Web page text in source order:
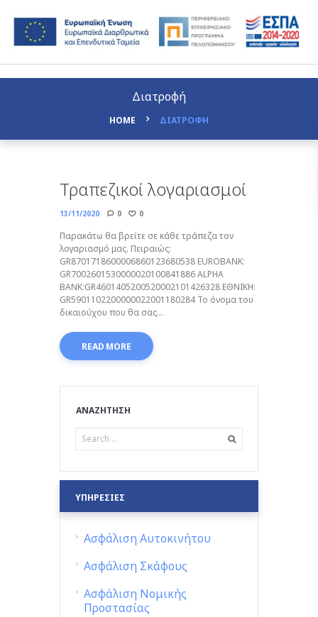
Διατροφή
HOME ΔΙΑΤΡΟΦΗ
Τραπεζικοί λογαριασμοί
13/11/2020 0 0
Παρακάτω θα βρείτε σε κάθε τράπεζα τον
λογαριασμό μας. Πειραιώς:
GR8701718600006860123680538 EUROBANK:
GR7002601530000020100841886 ALPHA
BANK:GR4601405200520002101426328 ΕΘΝΙΚΗ:
GR5901102200000022001180284 Το όνομα του
δικαιούχου που θα σας...
READ MORE
ΑΝΑΖΗΤΗΣΗ
ΥΠΗΡΕΣΙΕΣ
Ασφάλιση Αυτοκινήτου
Ασφάλιση Σκάφους
Ασφάλιση Νομικής
Προστασίας